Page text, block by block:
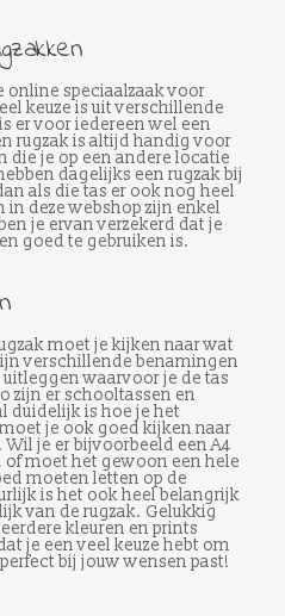
online speciaalzaak voor
keuze is uit verschillende
er voor iedereen wel een
rugzak is altijd handig voor
die je op een andere locatie
dagelijks een rugzak bij
als die tas er ook nog heel
in deze webshop zijn enkel
je ervan verzekerd dat je
goed te gebruiken is.
moet je kijken naar wat
verschillende benamingen
waarvoor je de tas
zijn er schooltassen en
duidelijk is hoe je het
je ook goed kijken naar
je er bijvoorbeeld een A4
moet het gewoon een hele
moeten letten op de
is het ook heel belangrijk
van de rugzak. Gelukkig
kleuren en prints
je een veel keuze hebt om
bij jouw wensen past!